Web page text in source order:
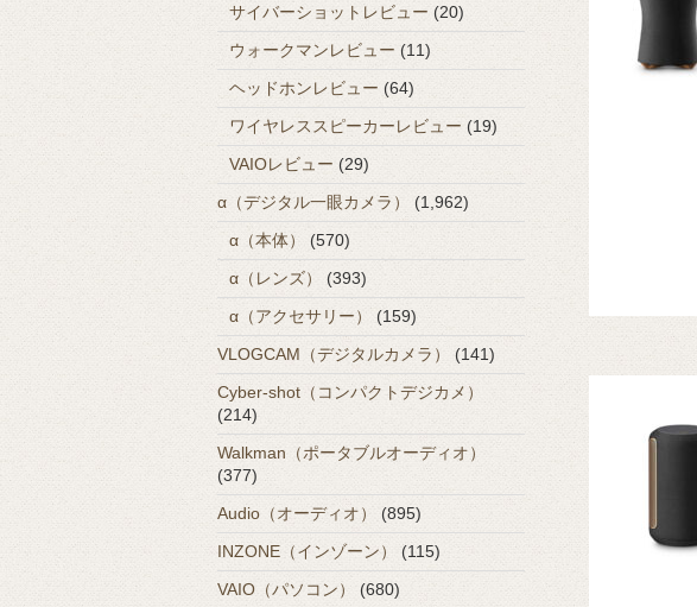
サイバーショットレビュー (20)
ウォークマンレビュー (11)
ヘッドホンレビュー (64)
ワイヤレススピーカーレビュー (19)
VAIOレビュー (29)
α（デジタル一眼カメラ）
(1,962)
α（本体）
(570)
α（レンズ）
(393)
α（アクセサリー）
(159)
VLOGCAM（デジタルカメラ）
(141)
Cyber-shot（コンパクトデジカメ）
(214)
Walkman（ポータブルオーディオ）
(377)
Audio（オーディオ）
(895)
INZONE（インゾーン）
(115)
VAIO（パソコン）
(680)